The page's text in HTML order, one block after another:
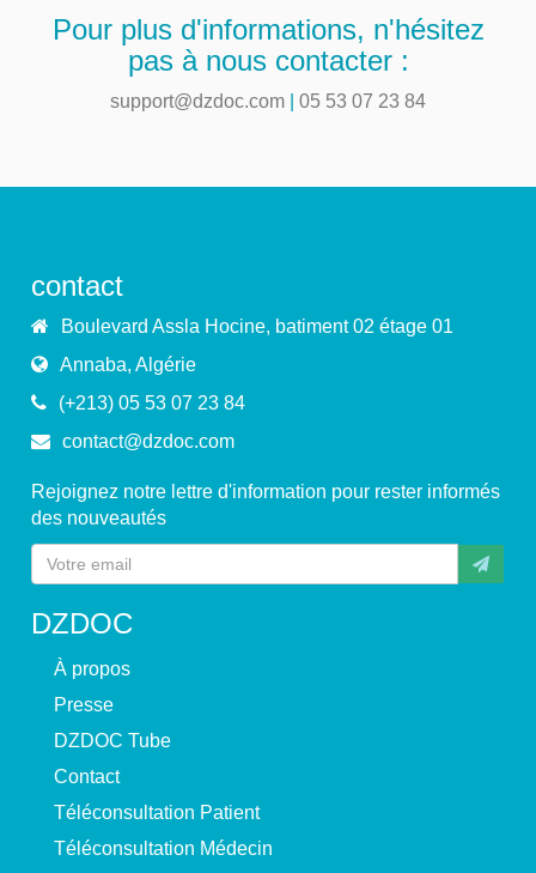
Pour plus d'informations, n'hésitez
pas à nous contacter :
support@dzdoc.com 05 53 07 23 84
contact
Boulevard Assla Hocine, batiment 02 étage 01
Annaba, Algérie
(+213) 05 53 07 23 84
contact@dzdoc.com
Rejoignez notre lettre d'information pour rester informés
des nouveautés
DZDOC
À propos
Presse
DZDOC Tube
Contact
Téléconsultation Patient
Téléconsultation Médecin